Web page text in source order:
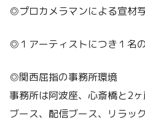
◎プロカメラマンによる宣材
◎１アーティストにつき１名
◎関西屈指の事務所環境
事務所は阿波座、心斎橋と2
ブース、配信ブース、リラッ